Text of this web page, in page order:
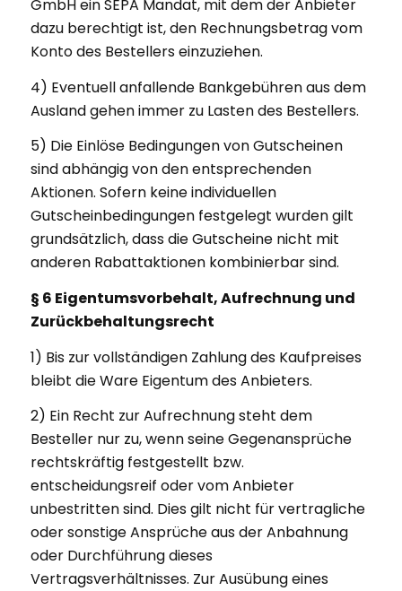
GmbH ein SEPA Mandat, mit dem der Anbieter
dazu berechtigt ist, den Rechnungsbetrag vom
Konto des Bestellers einzuziehen.
4) Eventuell anfallende Bankgebühren aus dem
Ausland gehen immer zu Lasten des Bestellers.
5) Die Einlöse Bedingungen von Gutscheinen
sind abhängig von den entsprechenden
Aktionen. Sofern keine individuellen
Gutscheinbedingungen festgelegt wurden gilt
grundsätzlich, dass die Gutscheine nicht mit
anderen Rabattaktionen kombinierbar sind.
§ 6 Eigentumsvorbehalt, Aufrechnung und
Zurückbehaltungsrecht
1) Bis zur vollständigen Zahlung des Kaufpreises
bleibt die Ware Eigentum des Anbieters.
2) Ein Recht zur Aufrechnung steht dem
Besteller nur zu, wenn seine Gegenansprüche
rechtskräftig festgestellt bzw.
entscheidungsreif oder vom Anbieter
unbestritten sind. Dies gilt nicht für vertragliche
oder sonstige Ansprüche aus der Anbahnung
oder Durchführung dieses
Vertragsverhältnisses. Zur Ausübung eines